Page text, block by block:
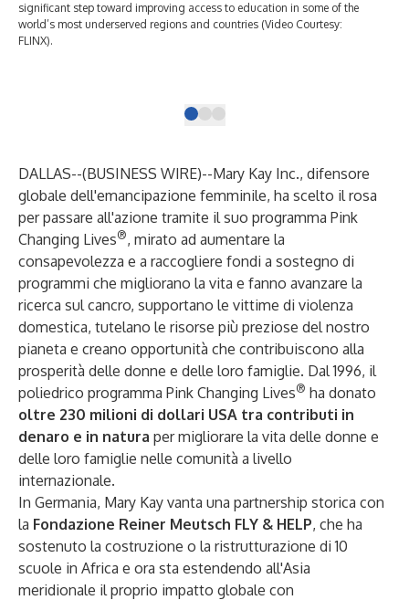
significant step toward improving access to education in some of the
world’s most underserved regions and countries (Video Courtesy:
FLINX).
DALLAS--(BUSINESS WIRE)--Mary Kay Inc., difensore
globale dell'emancipazione femminile, ha scelto il rosa
per passare all'azione tramite il suo programma Pink
Changing Lives®, mirato ad aumentare la
consapevolezza e a raccogliere fondi a sostegno di
programmi che migliorano la vita e fanno avanzare la
ricerca sul cancro, supportano le vittime di violenza
domestica, tutelano le risorse più preziose del nostro
pianeta e creano opportunità che contribuiscono alla
prosperità delle donne e delle loro famiglie. Dal 1996, il
poliedrico programma Pink Changing Lives® ha donato
oltre 230 milioni di dollari USA tra contributi in
denaro e in natura per migliorare la vita delle donne e
delle loro famiglie nelle comunità a livello
internazionale.
In Germania, Mary Kay vanta una partnership storica con
la Fondazione Reiner Meutsch FLY & HELP, che ha
sostenuto la costruzione o la ristrutturazione di 10
scuole in Africa e ora sta estendendo all'Asia
meridionale il proprio impatto globale con